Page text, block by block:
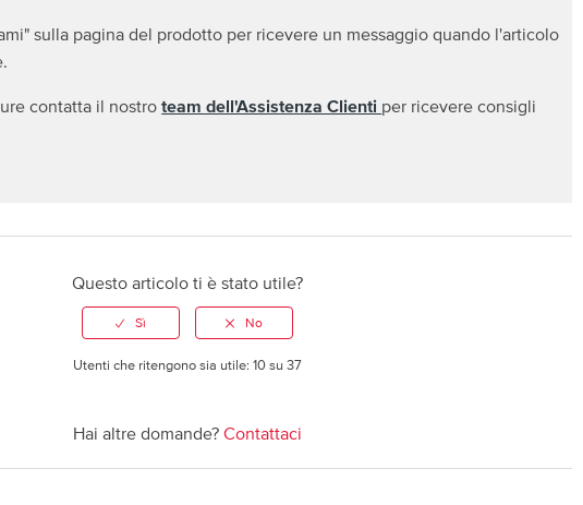
sulla pagina del prodotto per ricevere un messaggio quando l'articolo
contatta il nostroteam dell'Assistenza Clienti per ricevere consigli
Questo articolo ti è stato utile?
Utenti che ritengono sia utile: 10 su 37
Hai altre domande? Contattaci